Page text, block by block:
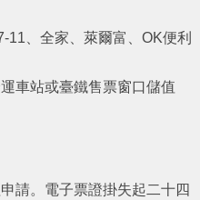
11、全家、萊爾富、OK便利
車站或臺鐵售票窗口儲值
請。電子票證掛失起二十四